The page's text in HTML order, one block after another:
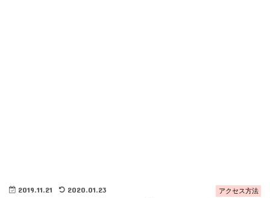
アクセス方法
2019.11.21 2020.01.23